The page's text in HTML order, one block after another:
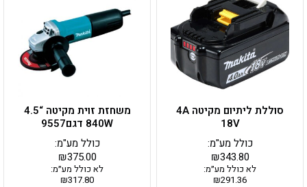
סוללת ליתיום מקיטה 4A
18V
₪343.80
כולל מע"מ:
לא כולל מע״מ:
₪291.36
משחזת זוית מקיטה “4.5
840W דגם9557
₪375.00
כולל מע"מ:
לא כולל מע״מ:
₪317.80